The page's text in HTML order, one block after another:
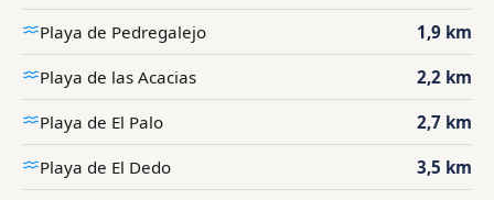
Playa de Pedregalejo 1,9 km
Playa de las Acacias 2,2 km
Playa de El Palo 2,7 km
Playa de El Dedo 3,5 km